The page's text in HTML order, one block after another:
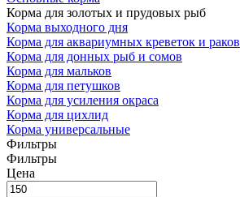
Корма для золотых и прудовых рыб
Корма выходного дня
Корма для аквариумных креветок и раков
Корма для донных рыб и сомов
Корма для мальков
Корма для петушков
Корма для усиления окраса
Корма для цихлид
Корма универсальные
Фильтры
Фильтры
Цена